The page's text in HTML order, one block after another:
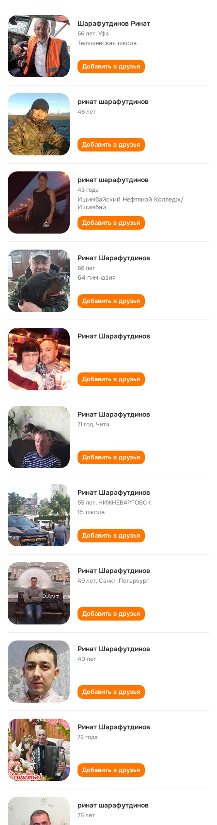
Шарафутдинов Ринат
66 лет,Уфа
Теляшевская школа
Добавить в друзья
ринат шарафутдинов
46 лет
Добавить в друзья
ринат шарафутдинов
43 года
Ишимбайский Нефтяной Колледж/
Ишимбай
Добавить в друзья
Ринат Шарафутдинов
66 лет
64 гимназия
Добавить в друзья
Ринат Шарафутдинов
Добавить в друзья
Ринат Шарафутдинов
71 год,Чита
Добавить в друзья
Ринат Шарафутдинов
55 лет, НИЖНЕВАРТОВСК
15 школа
Добавить в друзья
Ринат Шарафутдинов
49 лет,Санкт-Петербург
Добавить в друзья
Ринат Шарафутдинов
40 лет
Добавить в друзья
Ринат Шарафутдинов
72 года
Добавить в друзья
ринат шарафутдинов
76 лет